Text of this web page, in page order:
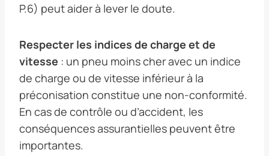
P.6) peut aider à lever le doute.
Respecter les indices de charge et de
vitesse : un pneu moins cher avec un indice
de charge ou de vitesse inférieur à la
préconisation constitue une non-conformité.
En cas de contrôle ou d’accident, les
conséquences assurantielles peuvent être
importantes.